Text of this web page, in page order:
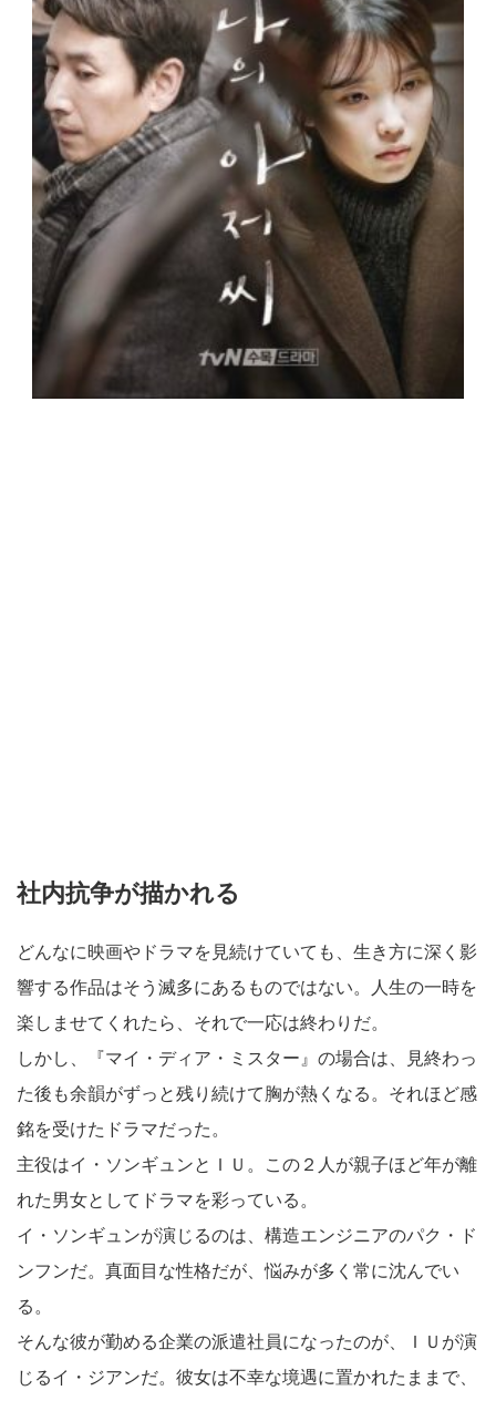
社内抗争が描かれる
どんなに映画やドラマを見続けていても、生き方に深く影
響する作品はそう滅多にあるものではない。人生の一時を
楽しませてくれたら、それで一応は終わりだ。
しかし、『マイ・ディア・ミスター』の場合は、見終わっ
た後も余韻がずっと残り続けて胸が熱くなる。それほど感
銘を受けたドラマだった。
主役はイ・ソンギュンとＩＵ。この２人が親子ほど年が離
れた男女としてドラマを彩っている。
イ・ソンギュンが演じるのは、構造エンジニアのパク・ド
ンフンだ。真面目な性格だが、悩みが多く常に沈んでい
る。
そんな彼が勤める企業の派遣社員になったのが、ＩＵが演
じるイ・ジアンだ。彼女は不幸な境遇に置かれたままで、